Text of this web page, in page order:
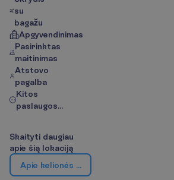
su
bagažu
Apgyvendinimas
Pasirinktas
maitinimas
Atstovo
pagalba
Kitos
paslaugos...
Skaityti daugiau
apie šią lokaciją
Apie kelionės kr